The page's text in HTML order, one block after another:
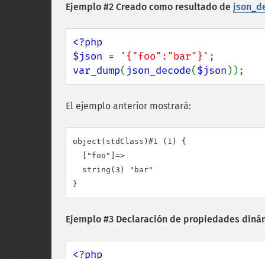
Ejemplo #2 Creado como resultado de
<?php
$json = '{"foo":"bar"}'
var_dump( json_decode($json ));
El ejemplo anterior mostrará:
object(stdClass)#1 (1) {
  ["foo"]=>
  string(3) "bar"
Ejemplo #3 Declaración de propiedades
<?php